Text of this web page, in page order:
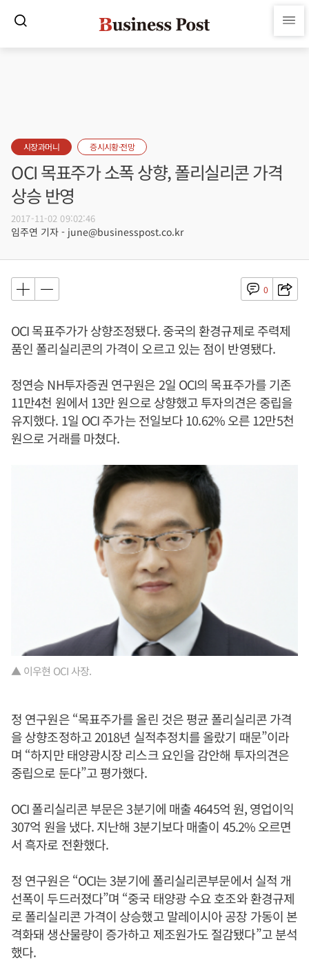
시장과머니 증시시황·전망
OCI 목표주가 소폭 상향, 폴리실리콘 가격
상승 반영
2017-11-02 09:02:46
임주연 기자 - june@businesspost.co.kr
0
OCI 목표주가가 상향조정됐다. 중국의 환경규제로 주력제
품인 폴리실리콘의 가격이 오르고 있는 점이 반영됐다.
정연승 NH투자증권 연구원은 2일 OCI의 목표주가를 기존
11만4천 원에서 13만 원으로 상향했고 투자의견은 중립을
유지했다. 1일 OCI 주가는 전일보다 10.62% 오른 12만5천
원으로 거래를 마쳤다.
▲ 이우현 OCI 사장.
정 연구원은 “목표주가를 올린 것은 평균 폴리실리콘 가격
을 상향조정하고 2018년 실적추정치를 올랐기 때문”이라
며 “하지만 태양광시장 리스크 요인을 감안해 투자의견은
중립으로 둔다”고 평가했다.
OCI 폴리실리콘 부문은 3분기에 매출 4645억 원, 영업이익
307억 원을 냈다. 지난해 3분기보다 매출이 45.2% 오르면
서 흑자로 전환했다.
정 연구원은 “OCI는 3분기에 폴리실리콘부문에서 실적 개
선폭이 두드러졌다”며 “중국 태양광 수요 호조와 환경규제
로 폴리실리콘 가격이 상승했고 말레이시아 공장 가동이 본
격화돼 생산물량이 증가하고 제조원가도 절감됐다”고 분석
했다.